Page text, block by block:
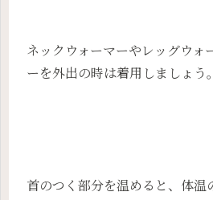
ネックウォーマーやレッグウォ
ーを外出の時は着用しましょう。
首のつく部分を温めると、体温